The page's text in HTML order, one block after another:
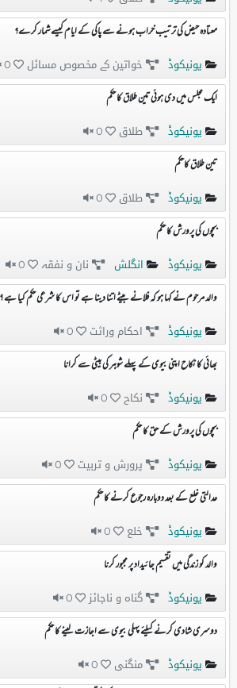
معتادہ حیض کی ترتیب خراب ہونے سے پاکی کے ایام کیسے شمار کرے؟
یونیکوڈ خواتین کے مخصوص مسائل 0
ایک مجلس میں دی ہوئی تین طلاق کا حکم
یونیکوڈ طلاق 0
تین طلاق کاحکم
یونیکوڈ طلاق 0
بچوں کی پرورش کا حکم
یونیکوڈ انگلش نان و نفقہ 0
والد مرحوم نے کہا ہو کہ فلانے بیٹے اتنا دینا ہے تو اس کا شرعی حکم کیا ہے ؟
یونیکوڈ احکام وراثت 0
بھائی کا نکاح اپنی بیوی کے پہلے شوہر کی بیٹی سے کرانا
یونیکوڈ نکاح 0
بچوں کی پرورش کے حق کا حکم
یونیکوڈ پرورش و تربیت 0
عدالتی خلع کے بعد دوبارہ رجوع کرنے کا حکم
یونیکوڈ خلع 0
والد کو زندگی میں تقسیم جائیداد پر مجبور کرنا
یونیکوڈ گناہ و ناجائز 0
دوسری شادی کرنے کیلئے پہلی بیوی سے اجازت لینے کا حکم
یونیکوڈ منگنی 0